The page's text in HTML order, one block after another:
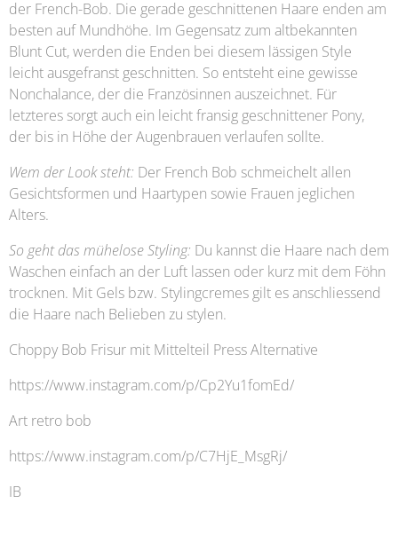
der French-Bob. Die gerade geschnittenen Haare enden am
besten auf Mundhöhe. Im Gegensatz zum altbekannten
Blunt Cut, werden die Enden bei diesem lässigen Style
leicht ausgefranst geschnitten. So entsteht eine gewisse
Nonchalance, der die Französinnen auszeichnet. Für
letzteres sorgt auch ein leicht fransig geschnittener Pony,
der bis in Höhe der Augenbrauen verlaufen sollte.
Wem der Look steht: Der French Bob schmeichelt allen
Gesichtsformen und Haartypen sowie Frauen jeglichen
Alters.
So geht das mühelose Styling: Du kannst die Haare nach dem
Waschen einfach an der Luft lassen oder kurz mit dem Föhn
trocknen. Mit Gels bzw. Stylingcremes gilt es anschliessend
die Haare nach Belieben zu stylen.
Choppy Bob Frisur mit Mittelteil Press Alternative
https://www.instagram.com/p/Cp2Yu1fomEd/
Art retro bob
https://www.instagram.com/p/C7HjE_MsgRj/
IB